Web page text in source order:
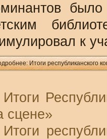
к
Итоги республиканского
Итоги
сцене»
Итоги